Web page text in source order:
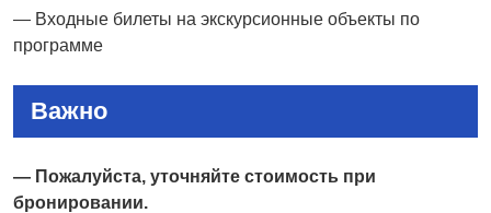
— Входные билеты на экскурсионные объекты по
программе
Важно
— Пожалуйста, уточняйте стоимость при
бронировании.